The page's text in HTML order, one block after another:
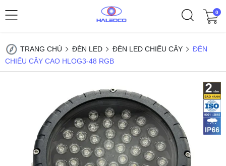
0
TRANG CHỦ ĐÈN LED ĐÈN LED CHIẾU CÂY
ĐÈN
CHIẾU CÂY CAO HLOG3-48 RGB